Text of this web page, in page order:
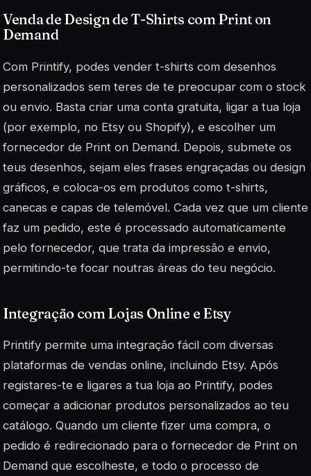
Venda de Design de T-Shirts com Print on
Demand
Com Printify, podes vender t-shirts com desenhos
personalizados sem teres de te preocupar com o stock
ou envio. Basta criar uma conta gratuita, ligar a tua loja
(por exemplo, no Etsy ou Shopify), e escolher um
fornecedor de Print on Demand. Depois, submete os
teus desenhos, sejam eles frases engraçadas ou design
gráficos, e coloca-os em produtos como t-shirts,
canecas e capas de telemóvel. Cada vez que um cliente
faz um pedido, este é processado automaticamente
pelo fornecedor, que trata da impressão e envio,
permitindo-te focar noutras áreas do teu negócio.
Integração com Lojas Online e Etsy
Printify permite uma integração fácil com diversas
plataformas de vendas online, incluindo Etsy. Após
registares-te e ligares a tua loja ao Printify, podes
começar a adicionar produtos personalizados ao teu
catálogo. Quando um cliente fizer uma compra, o
pedido é redirecionado para o fornecedor de Print on
Demand que escolheste, e todo o processo de